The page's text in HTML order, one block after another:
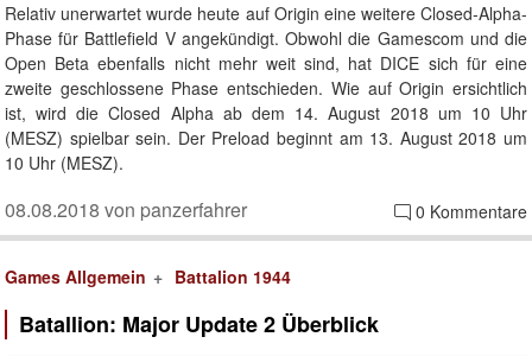
Relativ unerwartet wurde heute auf Origin eine weitere Closed-Alpha-
Phase für Battlefield V angekündigt. Obwohl die Gamescom und die
Open Beta ebenfalls nicht mehr weit sind, hat DICE sich für eine
zweite geschlossene Phase entschieden. Wie auf Origin ersichtlich
ist, wird die Closed Alpha ab dem 14. August 2018 um 10 Uhr
(MESZ) spielbar sein. Der Preload beginnt am 13. August 2018 um
10 Uhr (MESZ).
0 Kommentare
08.08.2018 von panzerfahrer
Games Allgemein Battalion 1944
Batallion: Major Update 2 Überblick